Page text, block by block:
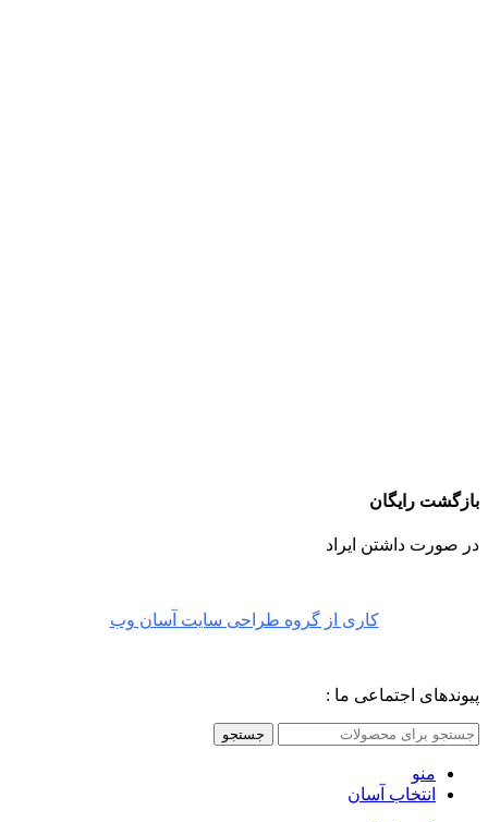
بازگشت رایگان
در صورت داشتن ایراد
کاری از گروه طراحی سایت آسان وب
پیوندهای اجتماعی ما :
جستجو
منو
انتخاب آسان